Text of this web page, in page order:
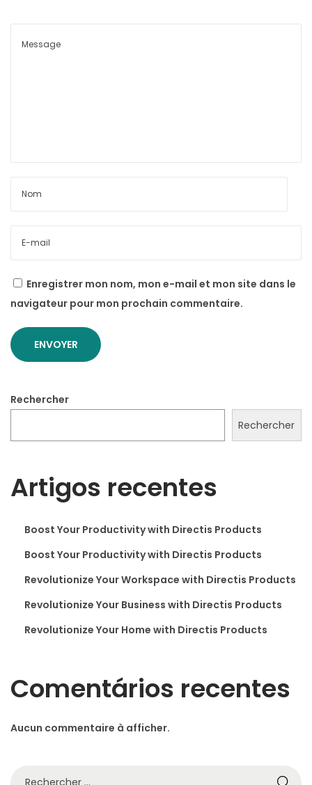
h
e
C
o
n
S
m
Enregistrer mon nom, mon e-mail et mon site dans le
navigateur pour mon prochain commentaire.
Rechercher
Rechercher
Artigos recentes
Boost Your Productivity with Directis Products
Boost Your Productivity with Directis Products
Revolutionize Your Workspace with Directis Products
Revolutionize Your Business with Directis Products
Revolutionize Your Home with Directis Products
Comentários recentes
Aucun commentaire à afficher.